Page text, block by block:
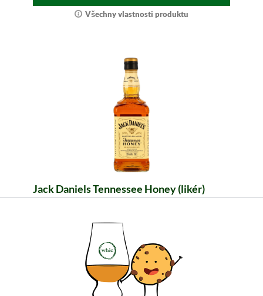
Všechny vlastnosti produktu
Jack Daniels Tennessee Honey (likér)
Klasický Jack Daniel’s obohacený o med. Likér
chutná čistý, na ledě nebo například smíchaný s
zázvorovým pivem. Neváhejte a pořiďte si ho!